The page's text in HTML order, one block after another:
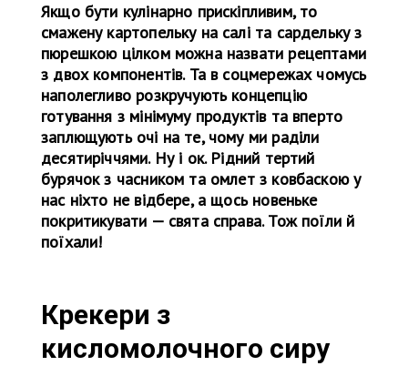
Якщо бути кулінарно прискіпливим, то
смажену картопельку на салі та сардельку з
пюрешкою цілком можна назвати рецептами
з двох компонентів. Та в соцмережах чомусь
наполегливо розкручують концепцію
готування з мінімуму продуктів та вперто
заплющують очі на те, чому ми раділи
десятиріччями. Ну і ок. Рідний тертий
бурячок з часником та омлет з ковбаскою у
нас ніхто не відбере, а щось новеньке
покритикувати — свята справа. Тож поїли й
поїхали!
Крекери з
кисломолочного сиру